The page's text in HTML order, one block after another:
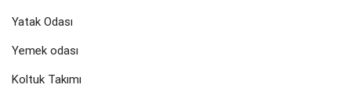
Yatak Odası
Yemek odası
Koltuk Takımı